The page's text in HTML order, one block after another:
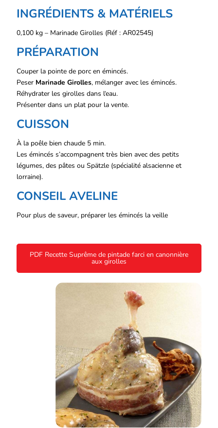
INGRÉDIENTS & MATÉRIELS
0,100 kg – Marinade Girolles (Réf : AR02545)
PRÉPARATION
Couper la pointe de porc en émincés.
Peser Marinade Girolles, mélanger avec les émincés.
Réhydrater les girolles dans l‘eau.
Présenter dans un plat pour la vente.
CUISSON
À la poêle bien chaude 5 min.
Les émincés s’accompagnent très bien avec des petits
légumes, des pâtes ou Spätzle (spécialité alsacienne et
lorraine).
CONSEIL AVELINE
Pour plus de saveur, préparer les émincés la veille
PDF Recette Suprême de pintade farci en canonnière
aux girolles